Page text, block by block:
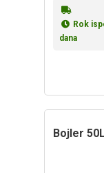
Rok
dana
bojler